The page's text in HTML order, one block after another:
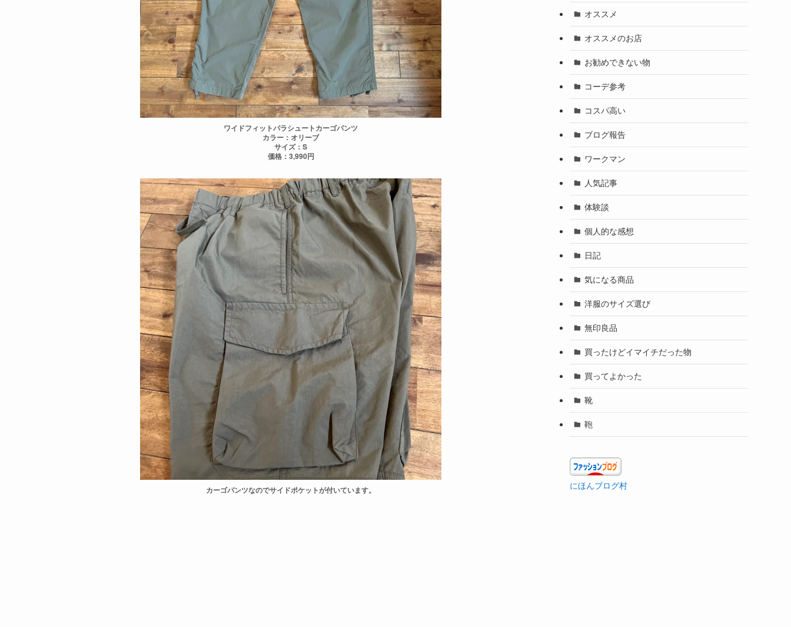
ワイドフィットパラシュートカーゴパンツ
カラー：オリーブ
サイズ：S
価格：3,990円
カーゴパンツなのでサイドポケットが付いています。
オススメ
オススメのお店
お勧めできない物
コーデ参考
コスパ高い
ブログ報告
ワークマン
人気記事
体験談
個人的な感想
日記
気になる商品
洋服のサイズ選び
無印良品
買ったけどイマイチだった物
買ってよかった
靴
鞄
にほんブログ村